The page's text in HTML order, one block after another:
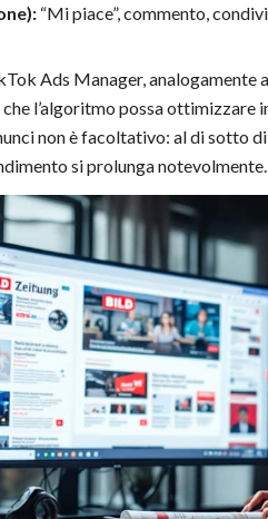
“Mi piace”, commento,
Ads Manager, analogamente
l’algoritmo possa ottimizzare
non è facoltativo: al di sotto
si prolunga notevolmente.